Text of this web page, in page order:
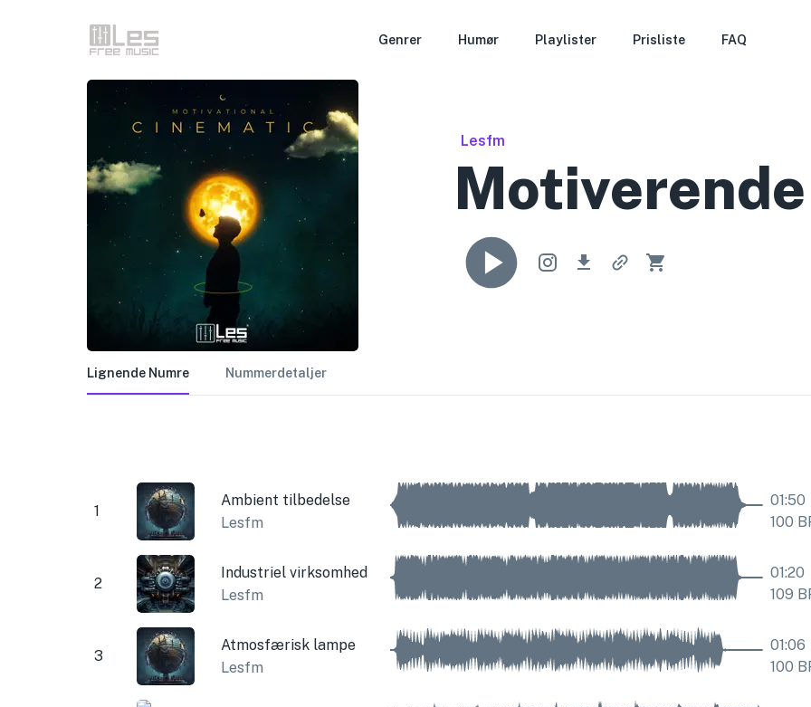
Genrer Humør Playlister Prisliste FAQ
Lesfm
Lignende Numre Nummerdetaljer
1
Ambient tilbedelse
Lesfm
01:50
100
2
Industriel virksomhed
Lesfm
01:20
109
3
Atmosfærisk lampe
Lesfm
01:06
100